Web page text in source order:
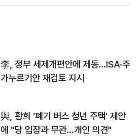
李, 정부 세제개편안에 제동…ISA·주
가누르기안 재검토 지시
與, 황희 '폐기 버스 청년 주택' 제안
에 "당 입장과 무관…개인 의견"